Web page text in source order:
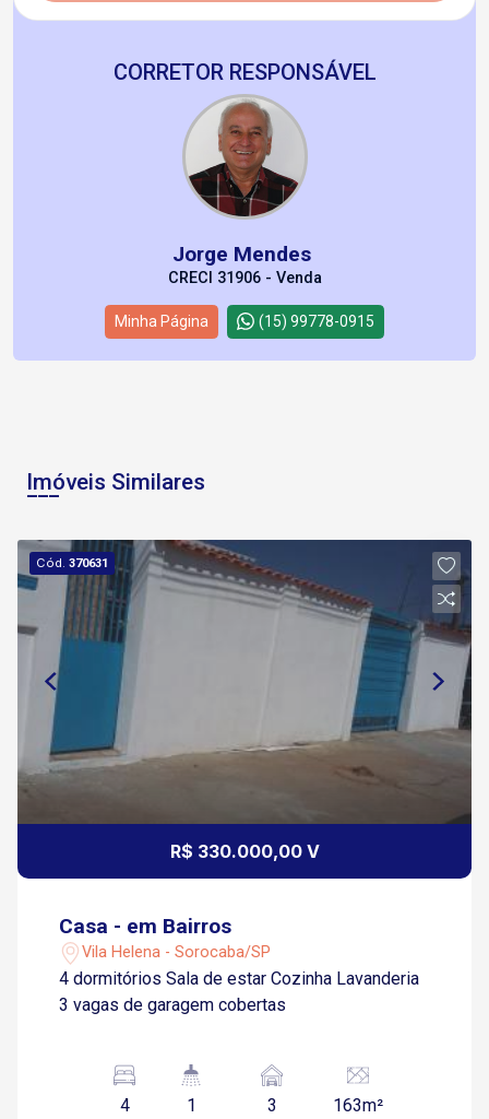
CORRETOR RESPONSÁVEL
Jorge Mendes
CRECI 31906 - Venda
Minha Página (15) 99778-0915
Imóveis Similares
Cód.370631
R$ 330.000,00 V
Casa - em Bairros
Vila Helena - Sorocaba/SP
4 dormitórios Sala de estar Cozinha Lavanderia
3 vagas de garagem cobertas
4
1
3
163m²